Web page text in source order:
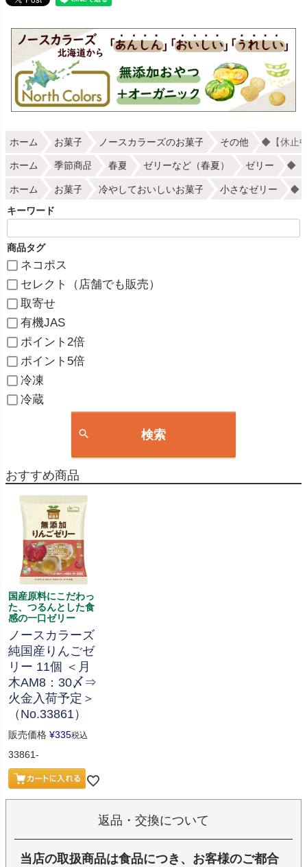
ホーム お菓子 ノースカラーズのお菓子 その他 ◆【休止
ホーム 季節商品 春夏 ゼリーなど（春夏） ゼリー ◆【
ホーム お菓子 冷やしておいしいお菓子 小さなゼリー ◆
キーワード
商品タグ
ネコポス
セレクト（店舗でも販売）
取寄せ
有機JAS
ポイント2倍
ポイント5倍
冷凍
冷蔵
検索
おすすめ商品
国産原料にこだわっ
た、つるんとした食
感の一口ゼリー
ノースカラーズ
純国産りんごゼ
リー 11個 ＜月
木AM8：30〆⇒
火金入荷予定＞
（No.33861）
販売価格 ¥335税込
33861-
返品・交換について
当店の取扱商品は食品につき、お客様のご都合